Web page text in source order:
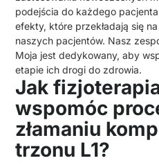
podejścia do każdego
efekty, które przekładają się
naszych pacjentów. Nasz
Moja jest dedykowany, aby
etapie ich drogi do zdrowia.
Jak
wspomóc
złamaniu
trzonu L1?